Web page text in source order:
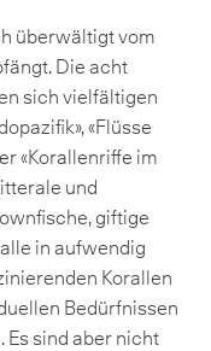
überwältigt vom
Die acht
sich vielfältigen
«Flüsse
«Korallenriffe im
und
giftige
in aufwendig
Korallen
Bedürfnissen
sind aber nicht